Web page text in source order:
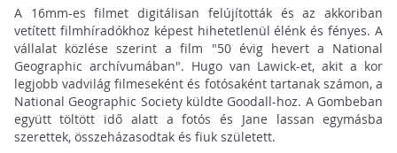
A 16mm-es filmet digitálisan felújították és az akkoriban
vetített filmhíradókhoz képest hihetetlenül élénk és fényes. A
vállalat közlése szerint a film "50 évig hevert a National
Geographic archívumában". Hugo van Lawick-et, akit a kor
legjobb vadvilág filmeseként és fotósaként tartanak számon, a
National Geographic Society küldte Goodall-hoz. A Gombeban
együtt töltött idő alatt a fotós és Jane lassan egymásba
szerettek, összeházasodtak és fiuk született.